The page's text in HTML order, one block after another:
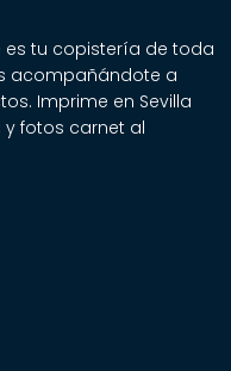
es tu copistería de toda
acompañándote a
Imprime en Sevilla
fotos carnet al